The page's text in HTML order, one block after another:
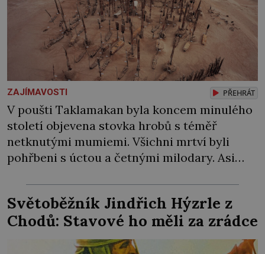
ZAJÍMAVOSTI PŘEHRÁT
V poušti Taklamakan byla koncem minulého
století objevena stovka hrobů s téměř
netknutými mumiemi. Všichni mrtví byli
pohřbeni s úctou a četnými milodary. Asi
chlapečka s modrou filcovou čapkou, z níž se
draly blonďaté vlásky. Fakt, že jsou těla
dávných lidí nesmírně dobře zachovalá,
přičítají odborníci zdejším klimatickým
Světoběžník Jindřich Hýzrle z
Chodů: Stavové ho měli za zrádce